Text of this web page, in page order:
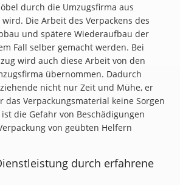
durch die Umzugsfirma aus
Die Arbeit des Verpackens des
und spätere Wiederaufbau der
Fall selber gemacht werden. Bei
wird auch diese Arbeit von den
übernommen. Dadurch
nicht nur Zeit und Mühe, er
das Verpackungsmaterial keine Sorgen
die Gefahr von Beschädigungen
von geübten Helfern
durch erfahrene